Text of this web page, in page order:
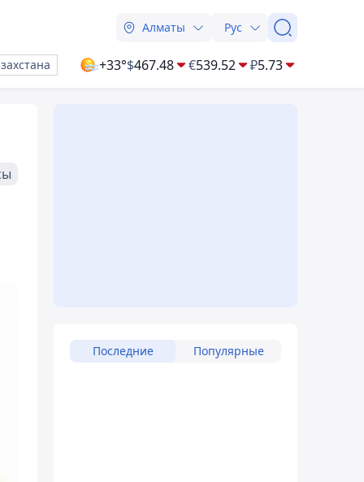
Алматы Рус
+33°$467.48 €539.52 ₽5.73
Последние Популярные